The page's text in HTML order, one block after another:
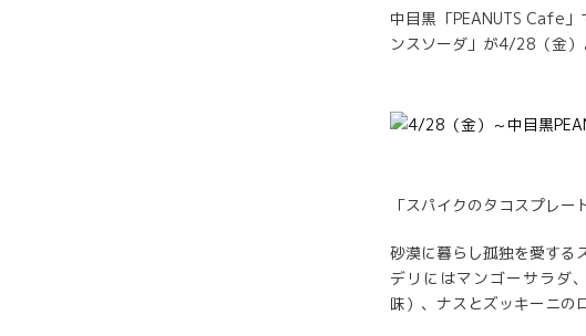
中目黒「PEANUTS Cafe
ンスソーダ」が4/28（金）
「スパイクのタコスプレ
砂漠に暮らし孤独を愛する
デリにはマンゴーサラダ
味）、ナスとズッキーニの